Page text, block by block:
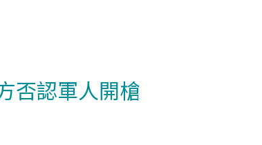
否認軍人開槍